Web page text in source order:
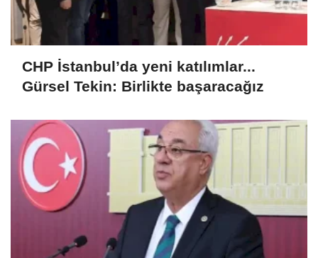
CHP İstanbul’da yeni katılımlar...
Gürsel Tekin: Birlikte başaracağız